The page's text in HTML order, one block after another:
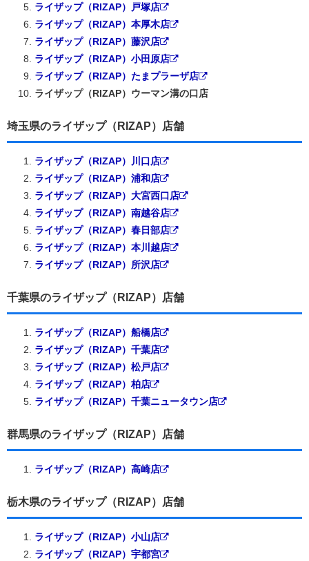
ライザップ（RIZAP）戸塚店
ライザップ（RIZAP）本厚木店
ライザップ（RIZAP）藤沢店
ライザップ（RIZAP）小田原店
ライザップ（RIZAP）たまプラーザ店
ライザップ（RIZAP）ウーマン溝の口店
埼玉県のライザップ（RIZAP）店舗
ライザップ（RIZAP）川口店
ライザップ（RIZAP）浦和店
ライザップ（RIZAP）大宮西口店
ライザップ（RIZAP）南越谷店
ライザップ（RIZAP）春日部店
ライザップ（RIZAP）本川越店
ライザップ（RIZAP）所沢店
千葉県のライザップ（RIZAP）店舗
ライザップ（RIZAP）船橋店
ライザップ（RIZAP）千葉店
ライザップ（RIZAP）松戸店
ライザップ（RIZAP）柏店
ライザップ（RIZAP）千葉ニュータウン店
群馬県のライザップ（RIZAP）店舗
ライザップ（RIZAP）高崎店
栃木県のライザップ（RIZAP）店舗
ライザップ（RIZAP）小山店
ライザップ（RIZAP）宇都宮